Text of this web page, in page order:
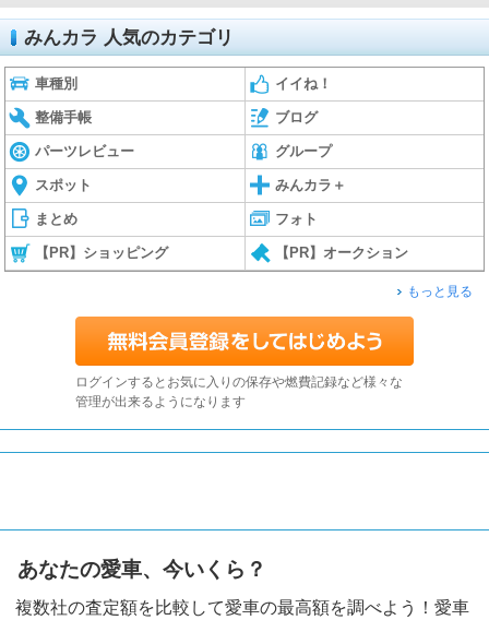
みんカラ 人気のカテゴリ
車種別 イイね！
整備手帳 ブログ
パーツレビュー グループ
スポット みんカラ＋
まとめ フォト
【PR】ショッピング 【PR】オークション
もっと見る
ログインするとお気に入りの保存や燃費記録など様々な
管理が出来るようになります
あなたの愛車、今いくら？
複数社の査定額を比較して愛車の最高額を調べよう！愛車